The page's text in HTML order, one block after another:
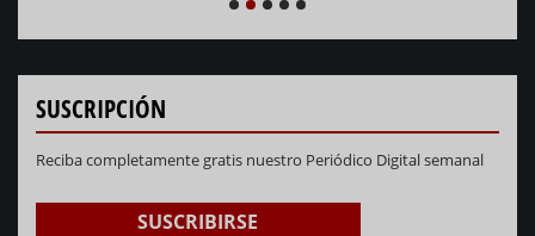
PREVIOUS
SUSCRIPCIÓN
Reciba completamente gratis nuestro Periódico Digital semanal
SUSCRIBIRSE